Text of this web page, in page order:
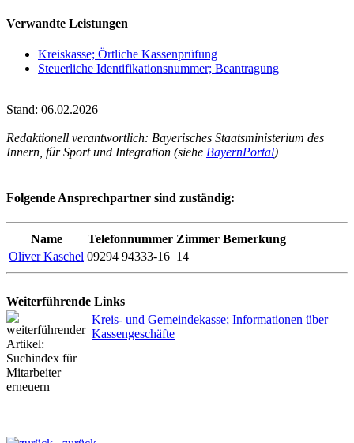
Verwandte Leistungen
Kreiskasse; Örtliche Kassenprüfung
Steuerliche Identifikationsnummer; Beantragung
Stand: 06.02.2026
Redaktionell verantwortlich: Bayerisches Staatsministerium des
Innern, für Sport und Integration (siehe BayernPortal)
Folgende Ansprechpartner sind zuständig:
Name Telefonnummer Zimmer Bemerkung
Oliver Kaschel 09294 94333-16 14
Weiterführende Links
Kreis- und Gemeindekasse; Informationen über
Kassengeschäfte